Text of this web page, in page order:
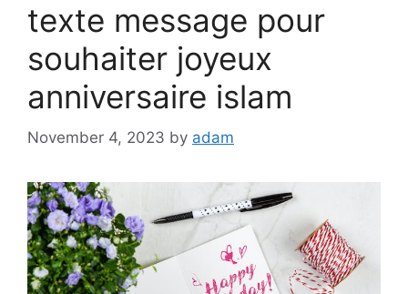
texte message pour
souhaiter joyeux
anniversaire islam
November 4, 2023 by adam